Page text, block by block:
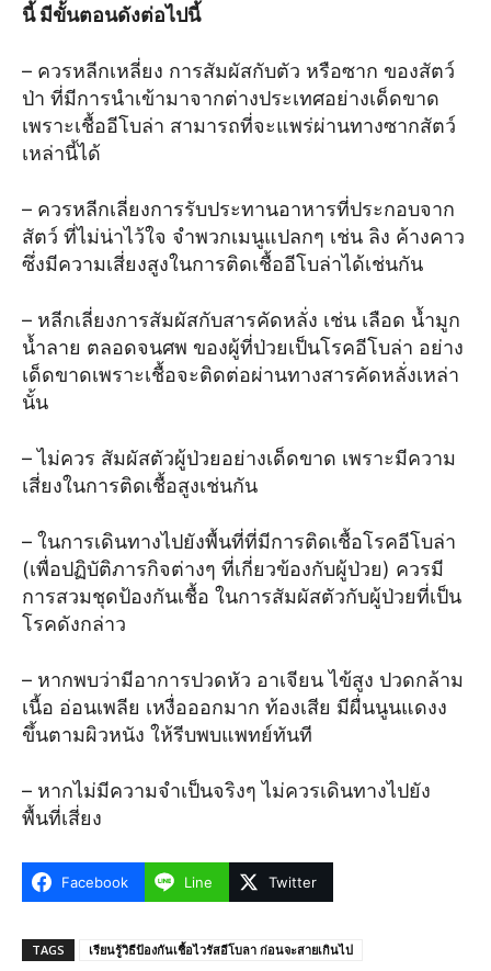
นี้ มีขั้นตอนดังต่อไปนี้
– ควรหลีกเหลี่ยง การสัมผัสกับตัว หรือซาก ของสัตว์
ป่า ที่มีการนำเข้ามาจากต่างประเทศอย่างเด็ดขาด
เพราะเชื้ออีโบล่า สามารถที่จะแพร่ผ่านทางซากสัตว์
เหล่านี้ได้
– ควรหลีกเลี่ยงการรับประทานอาหารที่ประกอบจาก
สัตว์ ที่ไม่น่าไว้ใจ จำพวกเมนูแปลกๆ เช่น ลิง ค้างคาว
ซึ่งมีความเสี่ยงสูงในการติดเชื้ออีโบล่าได้เช่นกัน
– หลีกเลี่ยงการสัมผัสกับสารคัดหลั่ง เช่น เลือด น้ำมูก
น้ำลาย ตลอดจนศพ ของผู้ที่ป่วยเป็นโรคอีโบล่า อย่าง
เด็ดขาดเพราะเชื้อจะติดต่อผ่านทางสารคัดหลั่งเหล่า
นั้น
– ไม่ควร สัมผัสตัวผู้ป่วยอย่างเด็ดขาด เพราะมีความ
เสี่ยงในการติดเชื้อสูงเช่นกัน
– ในการเดินทางไปยังพื้นที่ที่มีการติดเชื้อโรคอีโบล่า
(เพื่อปฏิบัติภารกิจต่างๆ ที่เกี่ยวข้องกับผู้ป่วย) ควรมี
การสวมชุดป้องกันเชื้อ ในการสัมผัสตัวกับผู้ป่วยที่เป็น
โรคดังกล่าว
– หากพบว่ามีอาการปวดหัว อาเจียน ไข้สูง ปวดกล้าม
เนื้อ อ่อนเพลีย เหงื่อออกมาก ท้องเสีย มีผื่นนูนแดงง
ขึ้นตามผิวหนัง ให้รีบพบแพทย์ทันที
– หากไม่มีความจำเป็นจริงๆ ไม่ควรเดินทางไปยัง
พื้นที่เสี่ยง
Facebook Line Twitter
TAGS เรียนรู้วิธีป้องกันเชื้อไวรัสอีโบลา ก่อนจะสายเกินไป